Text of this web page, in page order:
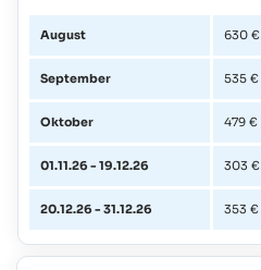
August 630 €
September 535 €
Oktober 479 €
01.11.26 - 19.12.26 303 €
20.12.26 - 31.12.26 353 €